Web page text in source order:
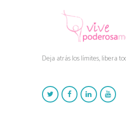
Deja atrás los límites, libera